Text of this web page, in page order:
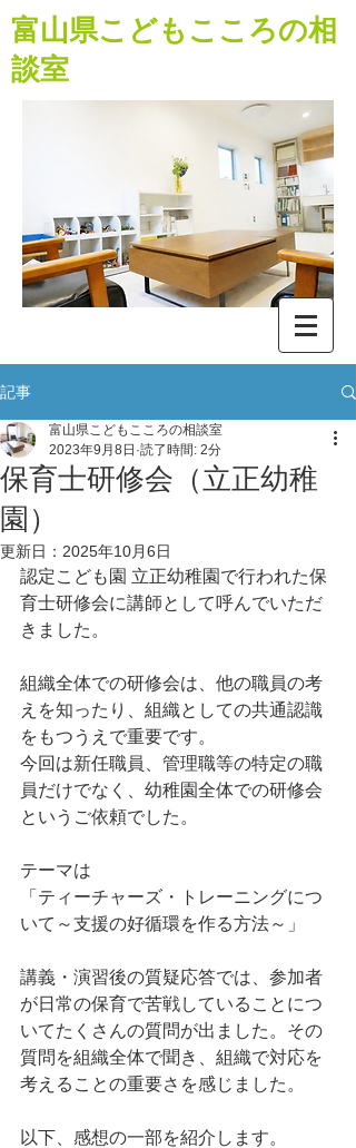
​富山県こどもこころの相
談室
記事
保育士研修会（立正幼稚
園）
富山県こどもこころの相談室
2023年9月8日 読了時間: 2分
更新日： 2025年10月6日
認定こども園 立正幼稚園で行われた保
育士研修会に講師として呼んでいただ
きました。
組織全体での研修会は、他の職員の考
えを知ったり、組織としての共通認識
をもつうえで重要です。
今回は新任職員、管理職等の特定の職
員だけでなく、幼稚園全体での研修会
というご依頼でした。
テーマは
「ティーチャーズ・トレーニングにつ
いて～支援の好循環を作る方法～」
講義・演習後の質疑応答では、参加者
が日常の保育で苦戦していることにつ
いてたくさんの質問が出ました。その
質問を組織全体で聞き、組織で対応を
考えることの重要さを感じました。
以下、感想の一部を紹介します。